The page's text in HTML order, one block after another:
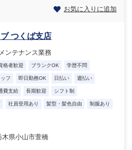
お気に入りに追加
つくば支店
ンテナンス業務
格者歓迎 ブランクOK 学歴不問
フ 即日勤務OK 日払い 週払い
費支給 長期歓迎 シフト制
社員登用あり 髪型・髪色自由 制服あり
木県小山市萱橋